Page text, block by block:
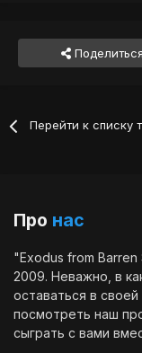
Поделиться
Перейти к списку
Про нас
"Exodus from
2009. Неважно, в
оставаться в
посмотреть наш
сыграть с вами